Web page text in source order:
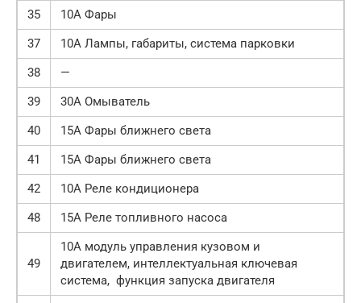
35
10А Фары
37
10А Лампы, габариты, система парковки
38
—
39
30А Омыватель
40
15А Фары ближнего света
41
15А Фары ближнего света
42
10А Реле кондиционера
48
15А Реле топливного насоса
49
10А модуль управления кузовом и
двигателем, интеллектуальная ключевая
система, функция запуска двигателя